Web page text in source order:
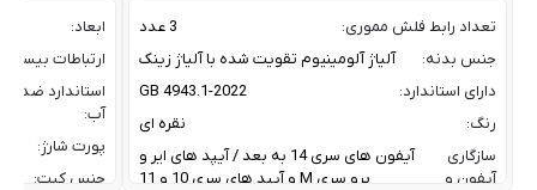
تعداد رابط فلش مموری:
3 عدد
جنس بدنه:
آلیاژ آلومینیوم تقویت شده با آلیاژ زینک
دارای استاندارد:
GB 4943.1-2022
رنگ:
نقره ای
سازگاری
آیفون و
آیفون های سری 14 به بعد / آیپد های ایر و
پرو سری M و آیپد های سری 10 و 11
ابعاد:
ارتباطات بیسیم:
استاندارد ضد
آب:
پورت شارژ:
جنس کیت: